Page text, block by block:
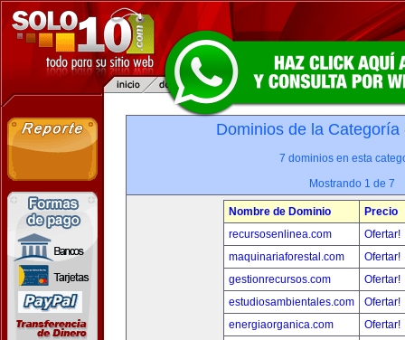
Dominios de la
7 dominios en esta
Mostrando 1 de 7
Nombre de Dominio
Precio
recursosenlinea.com
Ofertar!
maquinariaforestal.com
Ofertar!
gestionrecursos.com
Ofertar!
estudiosambientales.com
Ofertar!
energiaorganica.com
Ofertar!